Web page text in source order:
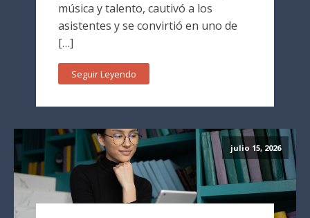
música y talento, cautivó a los
asistentes y se convirtió en uno de
[…]
Seguir Leyendo
julio 15, 2026